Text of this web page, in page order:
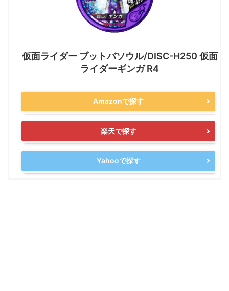
仮面ライダー ブットバソウル/DISC-H250 仮面
ライダーギンガ R4
Amazonで探す
楽天で探す
Yahooで探す